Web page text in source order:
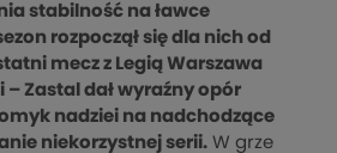
stabilność na ławce
rozpoczął się dla nich od
mecz z Legią Warszawa
– Zastal dał wyraźny opór
nadziei na nadchodzące
niekorzystnej serii. W grze